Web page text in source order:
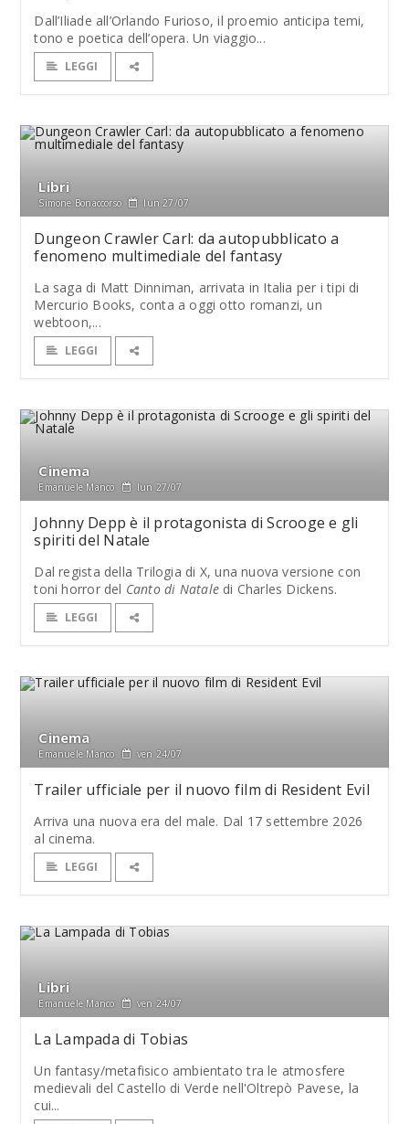
Dall’Iliade all’Orlando Furioso, il proemio anticipa temi,
tono e poetica dell’opera. Un viaggio...
LEGGI
Libri
Simone Bonaccorso lun 27/07
Dungeon Crawler Carl: da autopubblicato a
fenomeno multimediale del fantasy
La saga di Matt Dinniman, arrivata in Italia per i tipi di
Mercurio Books, conta a oggi otto romanzi, un
webtoon,...
LEGGI
Cinema
Emanuele Manco lun 27/07
Johnny Depp è il protagonista di Scrooge e gli
spiriti del Natale
Dal regista della Trilogia di X, una nuova versione con
toni horror del Canto di Nataledi Charles Dickens.
LEGGI
Cinema
Emanuele Manco ven 24/07
Trailer ufficiale per il nuovo film di Resident Evil
Arriva una nuova era del male. Dal 17 settembre 2026
al cinema.
LEGGI
Libri
Emanuele Manco ven 24/07
La Lampada di Tobias
Un fantasy/metafisico ambientato tra le atmosfere
medievali del Castello di Verde nell'Oltrepò Pavese, la
cui...